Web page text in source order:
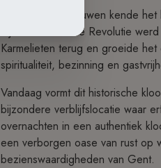
Doorheen de eeuwen kende
Tijdens de Franse Revolutie
Karmelieten terug en groeide
spiritualiteit, bezinning en
Vandaag vormt dit historische
bijzondere verblijfslocatie waar
overnachten in een authentiek
een verborgen oase van rust op
bezienswaardigheden van Gent.